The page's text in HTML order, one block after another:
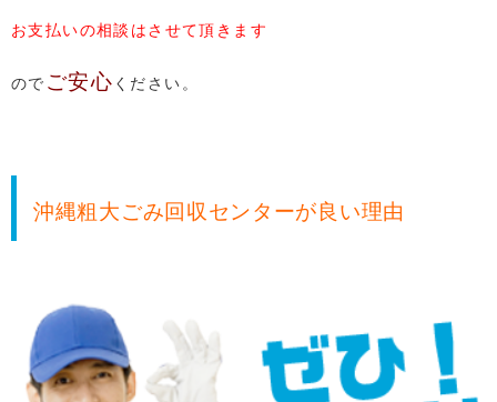
お支払いの相談はさせて頂きます
ので ご安心 ください。
沖縄粗大ごみ回収センターが良い理由